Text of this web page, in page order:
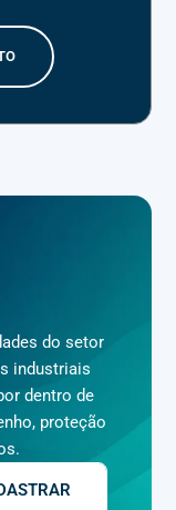
do setor
industriais
dentro de
proteção